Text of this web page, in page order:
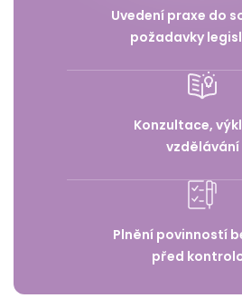
Uvedení praxe do
požadavky
Konzultace,
vzdělávání
Plnění povinností
před